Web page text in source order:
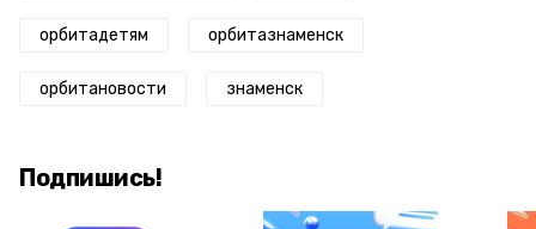
орбитадетям орбитазнаменск
орбитановости знаменск
Подпишись!